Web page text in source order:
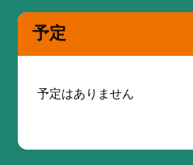
予定
予定はありません